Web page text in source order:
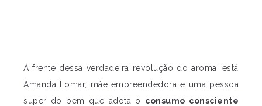
À frente dessa verdadeira revolução do aroma, está
Amanda Lomar, mãe empreendedora e uma pessoa
super do bem que adota o consumo consciente